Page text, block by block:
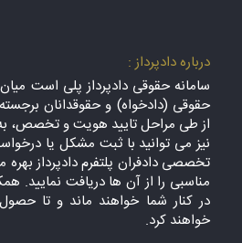
درباره دادپرداز :
سامانه حقوقی دادپرداز پلی است
حقوقی (دادخواه) و حقوقدانان
از طی مراحل تایید هویت و تخصص،
نیز می توانید با ثبت مشکل یا
تخصصی دادفران پلتفرم دادپرداز
مناسبی را از آن ها دریافت نمایید.
در کنار شما خواهند ماند و تا
خواهند کرد.